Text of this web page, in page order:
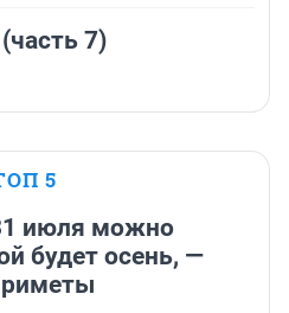
7)
5
июля можно
будет осень, —